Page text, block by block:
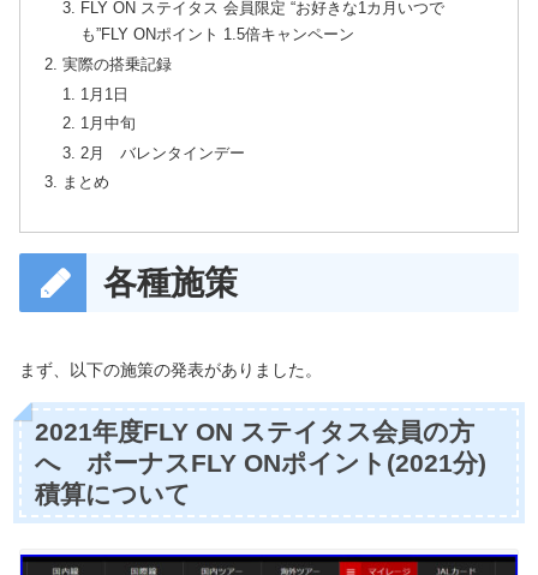
FLY ON ステイタス 会員限定 “お好きな1カ月いつで
も”FLY ONポイント 1.5倍キャンペーン
実際の搭乗記録
1月1日
1月中旬
2月 バレンタインデー
まとめ
各種施策
まず、以下の施策の発表がありました。
2021年度FLY ON ステイタス会員の方
へ ボーナスFLY ONポイント(2021分)
積算について